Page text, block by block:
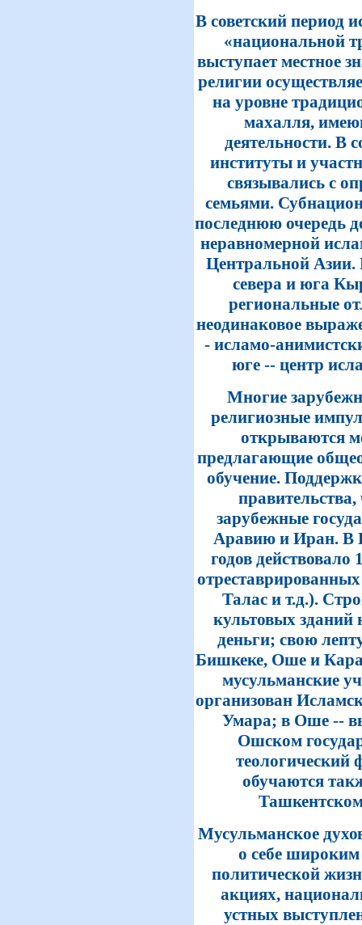
В советский период
«национальной
выступает местное
религии
на уровне
махалля,
деятельности. В
институты и
связывались с
семьями.
последнюю очередь
неравномерной
Центральной Азии.
севера и юга
региональные
неодинаковое
- исламо-
юге -- центр
Многие
религиозные
открываются
предлагающие
обучение.
зарубежные
Аравию и Иран. В
годов
Талас и т.д.).
культовых зданий
деньги; свою
Бишкеке, Оше и
мусульманские
организован
Умара; в Оше --
Ошском
теологический
обучаются
Мусульманское
о себе
политической
акциях,
устных